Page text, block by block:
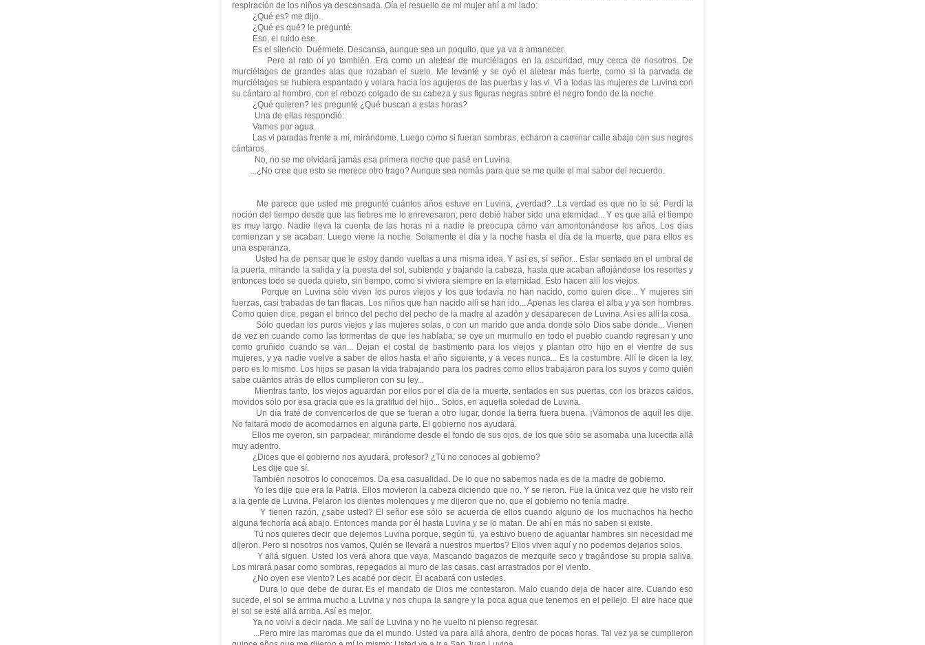
respiración de los niños ya descansada. Oía el resuello de mi mujer ahí a mi lado:
¿Qué es? me dijo.
¿Qué es qué? le pregunté.
Eso, el ruido ese.
Es el silencio. Duérmete. Descansa, aunque sea un poquito, que ya va a amanecer.
Pero al rato oí yo también. Era como un aletear de murciélagos en la oscuridad, muy cerca de nosotros. De
murciélagos de grandes alas que rozaban el suelo. Me levanté y se oyó el aletear más fuerte, como si la parvada de
murciélagos se hubiera espantado y volara hacia los agujeros de las puertas y las vi. Vi a todas las mujeres de Luvina con
su cántaro al hombro, con el rebozo colgado de su cabeza y sus figuras negras sobre el negro fondo de la noche.
¿Qué quieren? les pregunté ¿Qué buscan a estas horas?
 Una de ellas respondió:
Vamos por agua.
Las vi paradas frente a mí, mirándome. Luego como si fueran sombras, echaron a caminar calle abajo con sus negros
cántaros.
 No, no se me olvidará jamás esa primera noche que pasé en Luvina.
...¿No cree que esto se merece otro trago? Aunque sea nomás para que se me quite el mal sabor del recuerdo.
Me parece que usted me preguntó cuántos años estuve en Luvina, ¿verdad?...La verdad es que no lo sé. Perdí la
noción del tiempo desde que las fiebres me lo enrevesaron; pero debió haber sido una eternidad... Y es que allá el tiempo
es muy largo. Nadie lleva la cuenta de las horas ni a nadie le preocupa cómo van amontonándose los años. Los días
comienzan y se acaban. Luego viene la noche. Solamente el día y la noche hasta el día de la muerte, que para ellos es
una esperanza.
Usted ha de pensar que le estoy dando vueltas a una misma idea. Y así es, sí señor... Estar sentado en el umbral de
la puerta, mirando la salida y la puesta del sol, subiendo y bajando la cabeza, hasta que acaban aflojándose los resortes y
entonces todo se queda quieto, sin tiempo, como si viviera siempre en la eternidad. Esto hacen allí los viejos.
Porque en Luvina sólo viven los puros viejos y los que todavía no han nacido, como quien dice... Y mujeres sin
fuerzas, casi trabadas de tan flacas. Los niños que han nacido allí se han ido... Apenas les clarea el alba y ya son hombres.
Como quien dice, pegan el brinco del pecho del pecho de la madre al azadón y desaparecen de Luvina. Así es allí la cosa.
Sólo quedan los puros viejos y las mujeres solas, o con un marido que anda donde sólo Dios sabe dónde... Vienen
de vez en cuando como las tormentas de que les hablaba; se oye un murmullo en todo el pueblo cuando regresan y uno
como gruñido cuando se van... Dejan el costal de bastimento para los viejos y plantan otro hijo en el vientre de sus
mujeres, y ya nadie vuelve a saber de ellos hasta el año siguiente, y a veces nunca... Es la costumbre. Allí le dicen la ley,
pero es lo mismo. Los hijos se pasan la vida trabajando para los padres como ellos trabajaron para los suyos y como quién
sabe cuántos atrás de ellos cumplieron con su ley...
Mientras tanto, los viejos aguardan por ellos por el día de la muerte, sentados en sus puertas, con los brazos caídos,
movidos sólo por esa gracia que es la gratitud del hijo... Solos, en aquella soledad de Luvina.
Un día traté de convencerlos de que se fueran a otro lugar, donde la tierra fuera buena. ¡Vámonos de aquí! les dije.
No faltará modo de acomodarnos en alguna parte. El gobierno nos ayudará.
Ellos me oyeron, sin parpadear, mirándome desde el fondo de sus ojos, de los que sólo se asomaba una lucecita allá
muy adentro.
¿Dices que el gobierno nos ayudará, profesor? ¿Tú no conoces al gobierno?
Les dije que sí.
También nosotros lo conocemos. Da esa casualidad. De lo que no sabemos nada es de la madre de gobierno.
Yo les dije que era la Patria. Ellos movieron la cabeza diciendo que no. Y se rieron. Fue la única vez que he visto reír
a la gente de Luvina. Pelaron los dientes molenques y me dijeron que no, que el gobierno no tenía madre.
Y tienen razón, ¿sabe usted? El señor ese sólo se acuerda de ellos cuando alguno de los muchachos ha hecho
alguna fechoría acá abajo. Entonces manda por él hasta Luvina y se lo matan. De ahí en más no saben si existe.
Tú nos quieres decir que dejemos Luvina porque, según tú, ya estuvo bueno de aguantar hambres sin necesidad me
dijeron. Pero si nosotros nos vamos, Quién se llevará a nuestros muertos? Ellos viven aquí y no podemos dejarlos solos.
Y allá siguen. Usted los verá ahora que vaya, Mascando bagazos de mezquite seco y tragándose su propia saliva.
Los mirará pasar como sombras, repegados al muro de las casas. casi arrastrados por el viento.
¿No oyen ese viento? Les acabé por decir. Él acabará con ustedes.
Dura lo que debe de durar. Es el mandato de Dios me contestaron. Malo cuando deja de hacer aire. Cuando eso
sucede, el sol se arrima mucho a Luvina y nos chupa la sangre y la poca agua que tenemos en el pellejo. El aire hace que
el sol se esté allá arriba. Así es mejor.
Ya no volví a decir nada. Me salí de Luvina y no he vuelto ni pienso regresar.
...Pero mire las maromas que da el mundo. Usted va para allá ahora, dentro de pocas horas. Tal vez ya se cumplieron